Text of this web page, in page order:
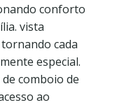
conforto
vista
cada
especial.
comboio de
ao